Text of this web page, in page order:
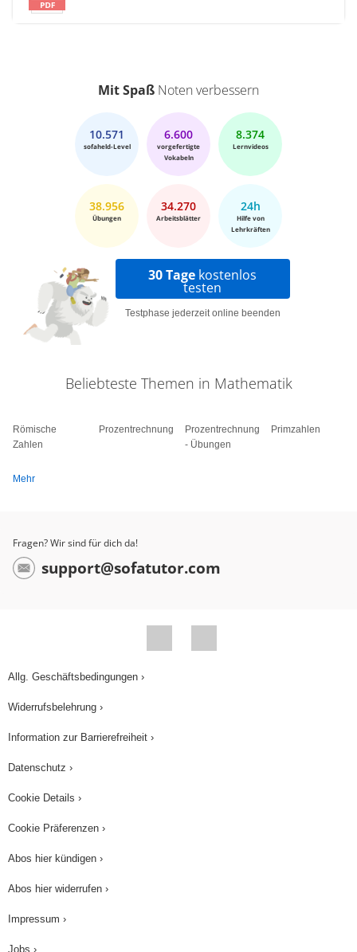
Mit Spaß Noten verbessern
10.571
sofaheld-Level
6.600
vorgefertigte
Vokabeln
8.374
Lernvideos
38.956
Übungen
34.270
Arbeitsblätter
24h
Hilfe von
Lehrkräften
30 Tage kostenlos
testen
Testphase jederzeit online beenden
Beliebteste Themen in Mathematik
Römische
Zahlen
Prozentrechnung
Prozentrechnung
- Übungen
Primzahlen
Mehr
Fragen? Wir sind für dich da!
support@sofatutor.com
Allg. Geschäftsbedingungen ›
Widerrufsbelehrung ›
Information zur Barrierefreiheit ›
Datenschutz ›
Cookie Details ›
Cookie Präferenzen ›
Abos hier kündigen ›
Abos hier widerrufen ›
Impressum ›
Jobs ›